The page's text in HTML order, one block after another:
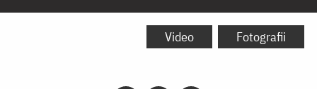
Sfântul
Video Fotografii